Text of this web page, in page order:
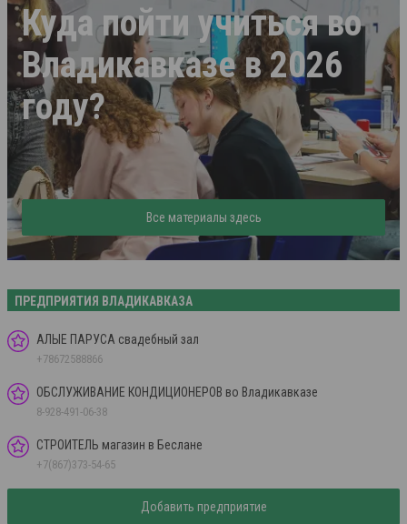
Куда пойти учиться во
Владикавказе в 2026
году?
Все материалы здесь
ПРЕДПРИЯТИЯ ВЛАДИКАВКАЗА
АЛЫЕ ПАРУСА свадебный зал
+78672588866
ОБСЛУЖИВАНИЕ КОНДИЦИОНЕРОВ во Владикавказе
8-928-491-06-38
СТРОИТЕЛЬ магазин в Беслане
+7(867)373-54-65
Добавить предприятие